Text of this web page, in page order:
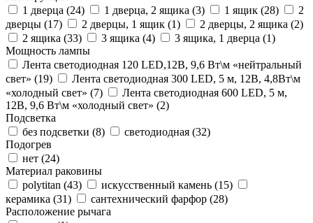
1 дверца (24) 1 дверца, 2 ящика (3) 1 ящик (28)
2
дверцы (17) 2 дверцы, 1 ящик (1) 2 дверцы, 2 ящика (2)
2 ящика (33) 3 ящика (4) 3 ящика, 1 дверца (1)
Мощность лампы
Лента светодиодная 120 LED,12В, 9,6 Вт\м «нейтральный
свет» (19)
Лента светодиодная 300 LED, 5 м, 12В, 4,8Вт\м
«холодный свет» (7)
Лента светодиодная 600 LED, 5 м,
12В, 9,6 Вт\м «холодный свет» (2)
Подсветка
без подсветки (8) светодиодная (32)
Подогрев
нет (24)
Материал раковины
polytitan (43) искусственный камень (15)
керамика (31) сантехнический фарфор (28)
Расположение рычага